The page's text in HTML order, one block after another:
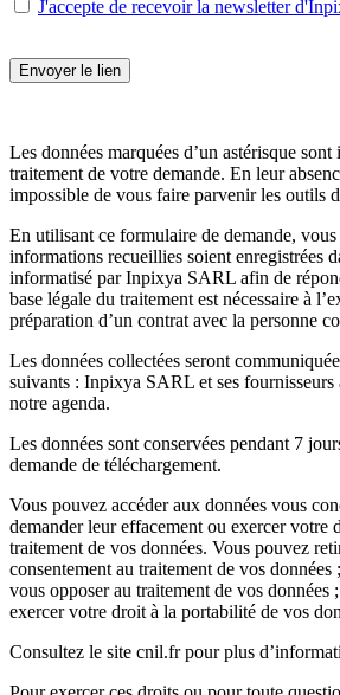
J'accepte de recevoir la newsletter
Les données marquées d’un astérisque sont
traitement de votre demande. En leur
impossible de vous faire parvenir les outils
En utilisant ce formulaire de demande, vous
informations recueillies soient enregistrées
informatisé par Inpixya SARL afin de
base légale du traitement est nécessaire à
préparation d’un contrat avec la personne
Les données collectées seront
suivants : Inpixya SARL et ses fournisseurs
notre agenda.
Les données sont conservées pendant 7
demande de téléchargement.
Vous pouvez accéder aux données vous
demander leur effacement ou exercer votre
traitement de vos données. Vous pouvez
consentement au traitement de vos
vous opposer au traitement de vos données
exercer votre droit à la portabilité de vos
Consultez le site cnil.fr pour plus